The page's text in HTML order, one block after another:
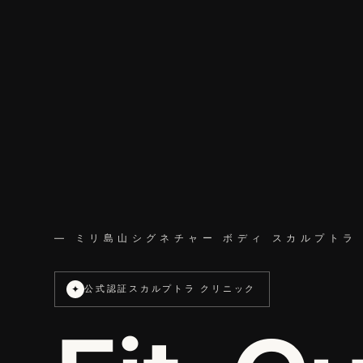
— ミリ島山シグネチャー ボディ スカルプトラ
✦ 公式認証スカルプトラ クリニック